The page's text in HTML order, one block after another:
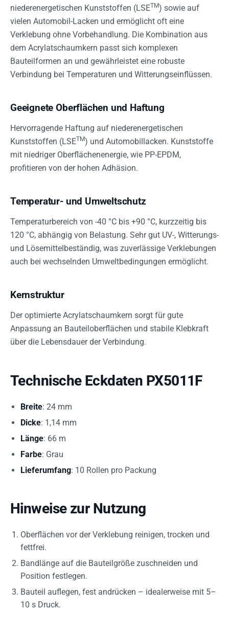
niederenergetischen Kunststoffen (LSETM) sowie auf
vielen Automobil-Lacken und ermöglicht oft eine
Verklebung ohne Vorbehandlung. Die Kombination aus
dem Acrylatschaumkern passt sich komplexen
Bauteilformen an und gewährleistet eine robuste
Verbindung bei Temperaturen und Witterungseinflüssen.
Geeignete Oberflächen und Haftung
Hervorragende Haftung auf niederenergetischen
Kunststoffen (LSETM) und Automobillacken. Kunststoffe
mit niedriger Oberflächenenergie, wie PP-EPDM,
profitieren von der hohen Adhäsion.
Temperatur- und Umweltschutz
Temperaturbereich von -40 °C bis +90 °C, kurzzeitig bis
120 °C, abhängig von Belastung. Sehr gut UV-, Witterungs-
und Lösemittelbeständig, was zuverlässige Verklebungen
auch bei wechselnden Umweltbedingungen ermöglicht.
Kernstruktur
Der optimierte Acrylatschaumkern sorgt für gute
Anpassung an Bauteiloberflächen und stabile Klebkraft
über die Lebensdauer der Verbindung.
Technische Eckdaten PX5011F
Breite: 24 mm
Dicke: 1,14 mm
Länge: 66 m
Farbe: Grau
Lieferumfang: 10 Rollen pro Packung
Hinweise zur Nutzung
Oberflächen vor der Verklebung reinigen, trocken und
fettfrei.
Bandlänge auf die Bauteilgröße zuschneiden und
Position festlegen.
Bauteil auflegen, fest andrücken – idealerweise mit 5–
10 s Druck.